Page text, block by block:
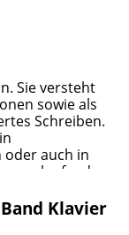
Sie versteht
sowie als
Schreiben.
oder auch in
zu laufenden
Anfrage
Klavier